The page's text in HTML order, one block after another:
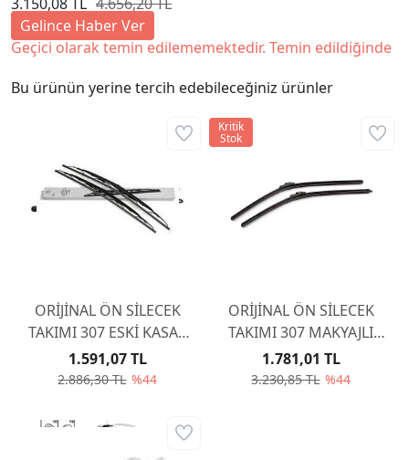
Gelince Haber Ver
Geçici olarak temin edilememektedir. Temin edildiğinde
Bu ürünün yerine tercih edebileceğiniz ürünler
ORİJİNAL ÖN SİLECEK
TAKIMI 307 ESKİ KASA -
KANCA 2001-2005
6423B4
2.886,30 TL %44
1.591,07 TL
ORİJİNAL ÖN SİLECEK
TAKIMI 307 MAKYAJLI
KASA - GEÇME 2005-
2008 6423A5
3.230,85 TL %44
1.781,01 TL
Kritik
Stok